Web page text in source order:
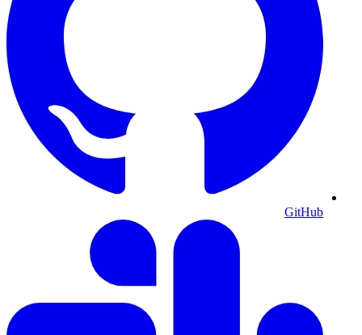
GitHub